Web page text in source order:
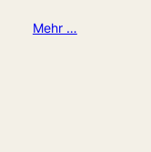
Mehr …